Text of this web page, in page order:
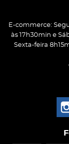
E-commerce:
às 17h30min e
Sexta-feira